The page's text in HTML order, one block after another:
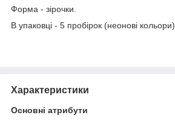
Форма - зірочки.
В упаковці - 5 пробірок (неонові кольори).
Характеристики
Основні атрибути